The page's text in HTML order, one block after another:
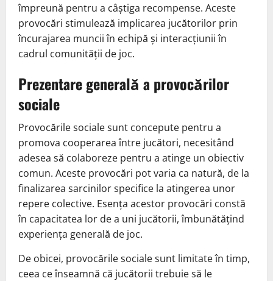
împreună pentru a câștiga recompense. Aceste
provocări stimulează implicarea jucătorilor prin
încurajarea muncii în echipă și interacțiunii în
cadrul comunității de joc.
Prezentare generală a provocărilor
sociale
Provocările sociale sunt concepute pentru a
promova cooperarea între jucători, necesitând
adesea să colaboreze pentru a atinge un obiectiv
comun. Aceste provocări pot varia ca natură, de la
finalizarea sarcinilor specifice la atingerea unor
repere colective. Esența acestor provocări constă
în capacitatea lor de a uni jucătorii, îmbunătățind
experiența generală de joc.
De obicei, provocările sociale sunt limitate în timp,
ceea ce înseamnă că jucătorii trebuie să le